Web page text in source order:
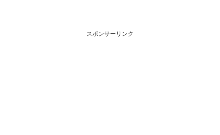
スポンサーリンク